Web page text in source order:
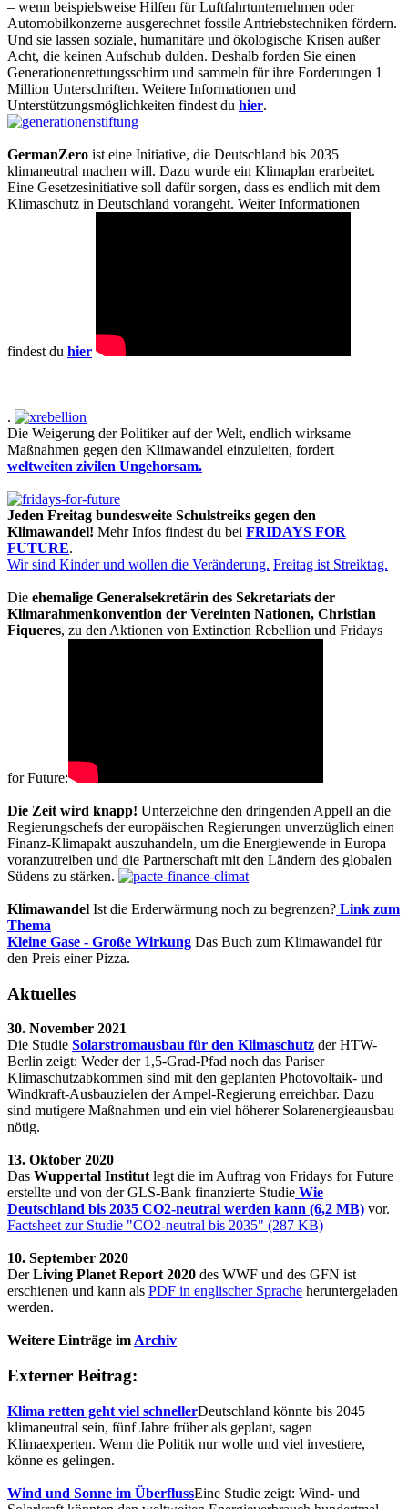
– wenn beispielsweise Hilfen für Luftfahrtunternehmen oder
Automobilkonzerne ausgerechnet fossile Antriebstechniken fördern.
Und sie lassen soziale, humanitäre und ökologische Krisen außer
Acht, die keinen Aufschub dulden. Deshalb forden Sie einen
Generationenrettungsschirm und sammeln für ihre Forderungen 1
Million Unterschriften. Weitere Informationen und
Unterstützungsmöglichkeiten findest du hier.
GermanZero ist eine Initiative, die Deutschland bis 2035
klimaneutral machen will. Dazu wurde ein Klimaplan erarbeitet.
Eine Gesetzesinitiative soll dafür sorgen, dass es endlich mit dem
Klimaschutz in Deutschland vorangeht. Weiter Informationen
findest du hier
.
Die Weigerung der Politiker auf der Welt, endlich wirksame
Maßnahmen gegen den Klimawandel einzuleiten, fordert
weltweiten zivilen Ungehorsam.
Jeden Freitag bundesweite Schulstreiks gegen den
Klimawandel! Mehr Infos findest du bei FRIDAYS FOR
FUTURE.
Wir sind Kinder und wollen die Veränderung. Freitag ist Streiktag.
Die ehemalige Generalsekretärin des Sekretariats der
Klimarahmenkonvention der Vereinten Nationen, Christian
Fiqueres, zu den Aktionen von Extinction Rebellion und Fridays
for Future:
Die Zeit wird knapp! Unterzeichne den dringenden Appell an die
Regierungschefs der europäischen Regierungen unverzüglich einen
Finanz-Klimapakt auszuhandeln, um die Energiewende in Europa
voranzutreiben und die Partnerschaft mit den Ländern des globalen
Südens zu stärken.
Klimawandel Ist die Erderwärmung noch zu begrenzen? Link zum
Thema
Kleine Gase - Große Wirkung Das Buch zum Klimawandel für
den Preis einer Pizza.
Aktuelles
30. November 2021
Die Studie Solarstromausbau für den Klimaschutz der HTW-
Berlin zeigt: Weder der 1,5-Grad-Pfad noch das Pariser
Klimaschutzabkommen sind mit den geplanten Photovoltaik- und
Windkraft-Ausbauzielen der Ampel-Regierung erreichbar. Dazu
sind mutigere Maßnahmen und ein viel höherer Solarenergieausbau
nötig.
13. Oktober 2020
Das Wuppertal Institut legt die im Auftrag von Fridays for Future
erstellte und von der GLS-Bank finanzierte Studie Wie
Deutschland bis 2035 CO2-neutral werden kann (6,2 MB) vor.
Factsheet zur Studie "CO2-neutral bis 2035" (287 KB)
10. September 2020
DerLiving Planet Report 2020 des WWF und des GFN ist
erschienen und kann als PDF in englischer Sprache heruntergeladen
werden.
Weitere Einträge im Archiv
Externer Beitrag:
Klima retten geht viel schnellerDeutschland könnte bis 2045
klimaneutral sein, fünf Jahre früher als geplant, sagen
Klimaexperten. Wenn die Politik nur wolle und viel investiere,
könne es gelingen.
Wind und Sonne im ÜberflussEine Studie zeigt: Wind- und